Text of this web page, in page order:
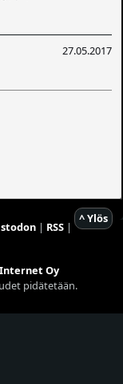
27.05.2017
^ Ylös
| RSS|
Oy
pidätetään.